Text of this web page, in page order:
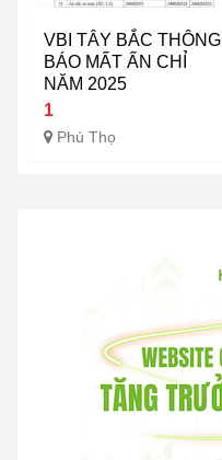
VBI TÂY BẮC THÔNG
BÁO MẤT ẤN CHỈ
NĂM 2025
1
Phú Thọ